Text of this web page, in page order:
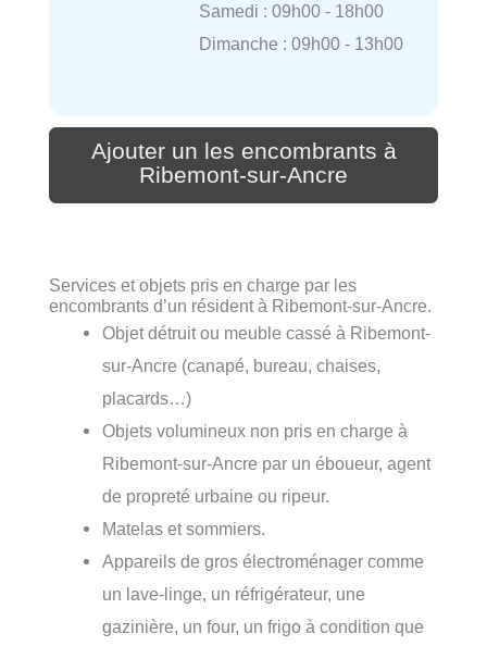
Samedi : 09h00 - 18h00
Dimanche : 09h00 - 13h00
Ajouter un les encombrants à
Ribemont-sur-Ancre
Services et objets pris en charge par les
encombrants d’un résident à Ribemont-sur-Ancre.
Objet détruit ou meuble cassé à Ribemont-
sur-Ancre (canapé, bureau, chaises,
placards…)
Objets volumineux non pris en charge à
Ribemont-sur-Ancre par un éboueur, agent
de propreté urbaine ou ripeur.
Matelas et sommiers.
Appareils de gros électroménager comme
un lave-linge, un réfrigérateur, une
gazinière, un four, un frigo à condition que